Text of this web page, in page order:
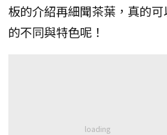
板的介紹再細聞茶葉，真的
的不同與特色呢！